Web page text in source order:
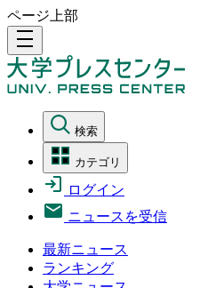
ページ上部
density_medium
検索
カテゴリ
ログイン
ニュースを受信
最新ニュース
ランキング